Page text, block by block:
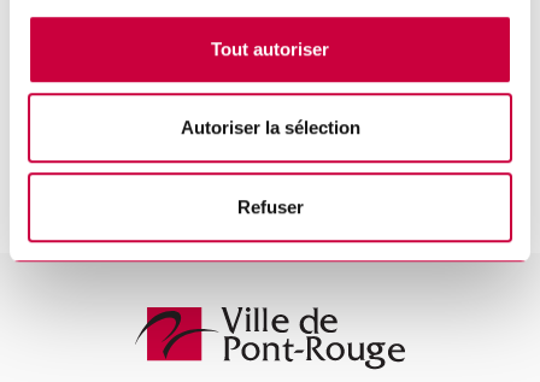
Tout autoriser
Autoriser la sélection
Refuser
1, rue du Croissant
Pont-Rouge QC G3H 2E5